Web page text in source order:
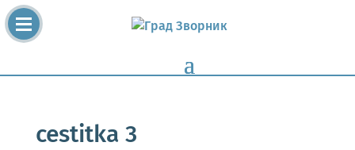
cestitka 3